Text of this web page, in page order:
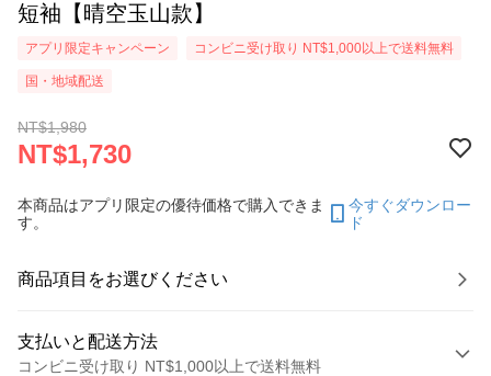
短袖【晴空玉山款】
アプリ限定キャンペーン コンビニ受け取り NT$1,000以上で送料無料
国・地域配送
NT$1,980
NT$1,730
本商品はアプリ限定の優待価格で購入できま
す。
今すぐダウンロー
ド
商品項目をお選びください
支払いと配送方法
コンビニ受け取り NT$1,000以上で送料無料